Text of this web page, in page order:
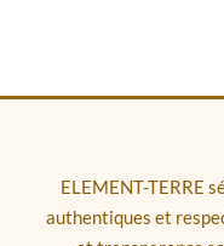
ELEMENT-TERRE
authentiques et